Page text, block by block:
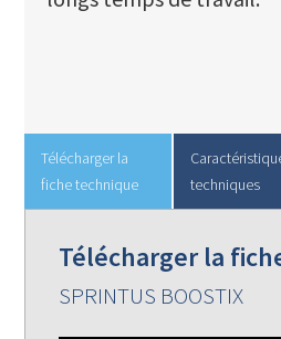
Télécharger la
fiche technique
techniques
Télécharger la
SPRINTUS BOOSTIX